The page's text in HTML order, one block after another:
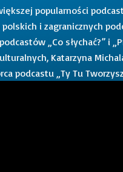
popularności
i zagranicznych
„Co słychać?” i
Katarzyna
podcastu „Ty Tu